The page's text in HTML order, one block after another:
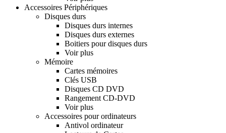
Accessoires Périphériques
Disques durs
Disques durs internes
Disques durs externes
Boitiers pour disques durs
Voir plus
Mémoire
Cartes mémoires
Clés USB
Disques CD DVD
Rangement CD-DVD
Voir plus
Accessoires pour ordinateurs
Antivol ordinateur